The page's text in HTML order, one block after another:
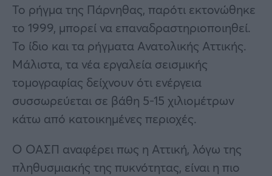
Το ρήγμα της Πάρνηθας, παρότι εκτονώθηκε
το 1999, μπορεί να επαναδραστηριοποιηθεί.
Το ίδιο και τα ρήγματα Ανατολικής Αττικής.
Μάλιστα, τα νέα εργαλεία σεισμικής
τομογραφίας δείχνουν ότι ενέργεια
συσσωρεύεται σε βάθη 5-15 χιλιομέτρων
κάτω από κατοικημένες περιοχές.
Ο ΟΑΣΠ αναφέρει πως η Αττική, λόγω της
πληθυσμιακής της πυκνότητας, είναι η πιο